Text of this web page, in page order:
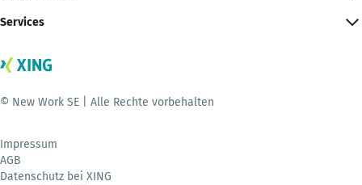
Services
© New Work SE | Alle Rechte vorbehalten
Impressum
AGB
Datenschutz bei XING